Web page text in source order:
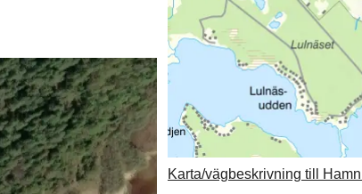
Karta/vägbeskrivning till